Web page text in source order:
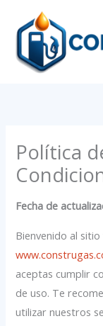
contenido
Política
Fecha de
Bienvenido al
aceptas cumplir
de uso. Te
utilizar nuestros